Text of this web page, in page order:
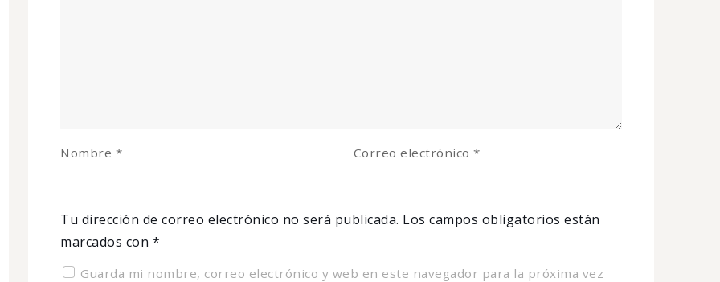
Tu dirección de correo electrónico no será publicada. Los campos obligatorios están
marcados con *
Nombre * Correo electrónico*
Guarda mi nombre, correo electrónico y web en este navegador para la próxima vez